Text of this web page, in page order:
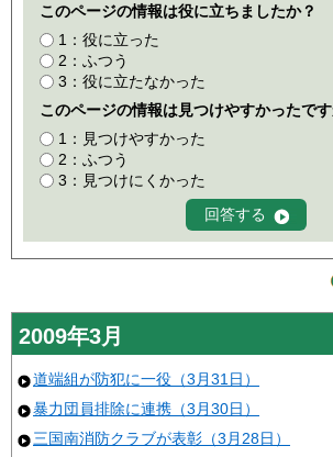
このページの情報は役に立ちましたか？
1：役に立った
2：ふつう
3：役に立たなかった
このページの情報は見つけやすかったです
1：見つけやすかった
2：ふつう
3：見つけにくかった
2009年3月
道端組が防犯に一役（3月31日）
暴力団員排除に連携（3月30日）
三国南消防クラブが表彰（3月28日）